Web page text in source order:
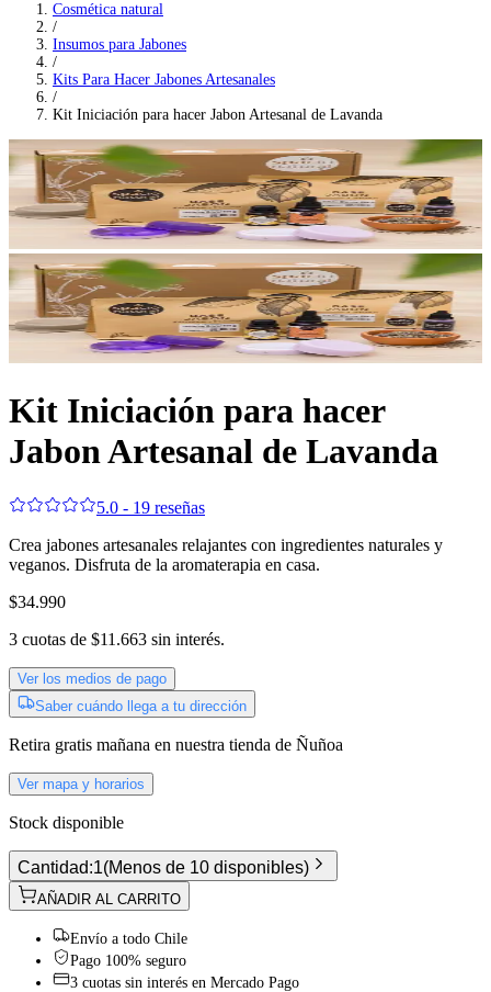
Cosmética natural
/
Insumos para Jabones
/
Kits Para Hacer Jabones Artesanales
/
Kit Iniciación para hacer Jabon Artesanal de Lavanda
Kit Iniciación para hacer
Jabon Artesanal de Lavanda
5.0 - 19 reseñas
Crea jabones artesanales relajantes con ingredientes naturales y
veganos. Disfruta de la aromaterapia en casa.
$34.990
3 cuotas de $11.663 sin interés.
Ver los medios de pago
Saber cuándo llega a tu dirección
Retira gratis mañana en nuestra tienda de Ñuñoa
Ver mapa y horarios
Stock disponible
Cantidad:1(Menos de 10 disponibles)
AÑADIR AL CARRITO
Envío a todo Chile
Pago 100% seguro
3 cuotas sin interés en Mercado Pago